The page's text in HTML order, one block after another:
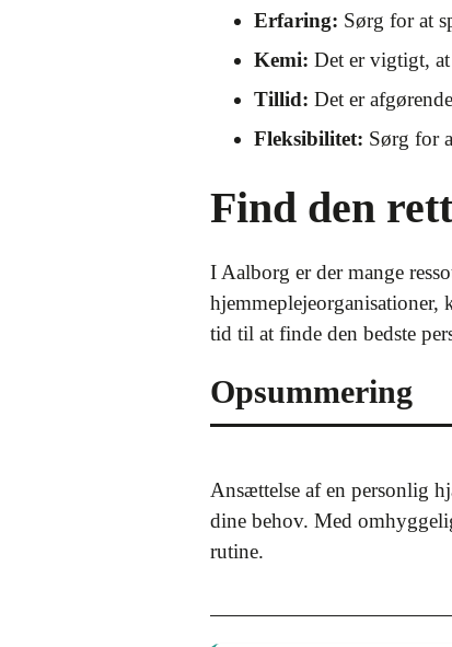
Erfaring: Sørg for at
Kemi: Det er vigtigt,
Tillid: Det er
Fleksibilitet: Sørg for
Find den
I Aalborg er der mange
hjemmeplejeorganisationer,
tid til at finde den bedste
Opsummering
Ansættelse af en personlig
dine behov. Med
rutine.